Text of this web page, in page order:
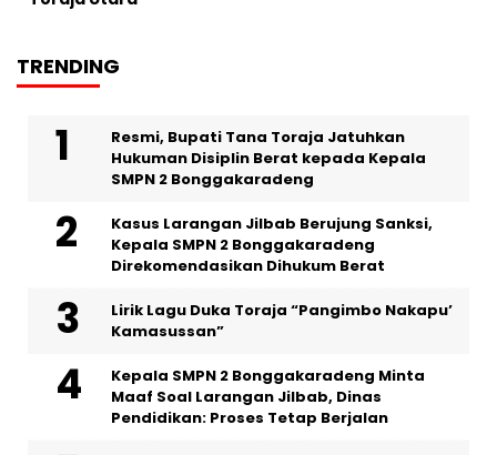
TRENDING
Resmi, Bupati Tana Toraja Jatuhkan
Hukuman Disiplin Berat kepada Kepala
SMPN 2 Bonggakaradeng
Kasus Larangan Jilbab Berujung Sanksi,
Kepala SMPN 2 Bonggakaradeng
Direkomendasikan Dihukum Berat
Lirik Lagu Duka Toraja “Pangimbo Nakapu’
Kamasussan”
Kepala SMPN 2 Bonggakaradeng Minta
Maaf Soal Larangan Jilbab, Dinas
Pendidikan: Proses Tetap Berjalan